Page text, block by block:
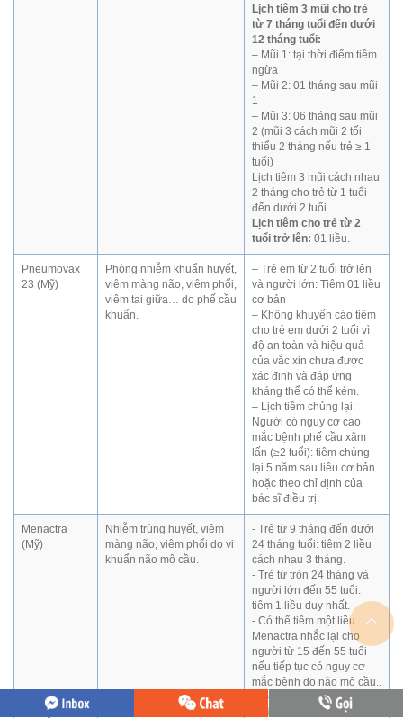
Lịch tiêm 3 mũi cho trẻ
từ 7 tháng tuổi đến dưới
12 tháng tuổi:
– Mũi 1: tại thời điểm tiêm
ngừa
– Mũi 2: 01 tháng sau mũi
1
– Mũi 3: 06 tháng sau mũi
2 (mũi 3 cách mũi 2 tối
thiểu 2 tháng nếu trẻ ≥ 1
tuổi)
Lịch tiêm 3 mũi cách nhau
2 tháng cho trẻ từ 1 tuổi
đến dưới 2 tuổi
Lịch tiêm cho trẻ từ 2
tuổi trở lên: 01 liều.
Pneumovax
23 (Mỹ)
Phòng nhiễm khuẩn huyết,
viêm màng não, viêm phổi,
viêm tai giữa… do phế cầu
khuẩn.
– Trẻ em từ 2 tuổi trở lên
và người lớn: Tiêm 01 liều
cơ bản
– Không khuyến cáo tiêm
cho trẻ em dưới 2 tuổi vì
độ an toàn và hiệu quả
của vắc xin chưa được
xác định và đáp ứng
kháng thể có thể kém.
– Lịch tiêm chủng lại:
Người có nguy cơ cao
mắc bệnh phế cầu xâm
lấn (≥2 tuổi): tiêm chủng
lại 5 năm sau liều cơ bản
hoặc theo chỉ định của
bác sĩ điều trị.
Menactra
(Mỹ)
Nhiễm trùng huyết, viêm
màng não, viêm phổi do vi
khuẩn não mô cầu.
- Trẻ từ 9 tháng đến dưới
24 tháng tuổi: tiêm 2 liều
cách nhau 3 tháng.
- Trẻ từ tròn 24 tháng và
người lớn đến 55 tuổi:
tiêm 1 liều duy nhất.
- Có thể tiêm một liều
Menactra nhắc lại cho
người từ 15 đến 55 tuổi
nếu tiếp tục có nguy cơ
mắc bệnh do não mô cầu..
MenQuadfi Đối với trẻ từ 6 tuần tuổi